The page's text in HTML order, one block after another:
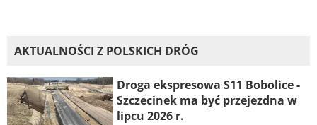
AKTUALNOŚCI Z POLSKICH DRÓG
Droga ekspresowa S11 Bobolice -
Szczecinek ma być przejezdna w
lipcu 2026 r.